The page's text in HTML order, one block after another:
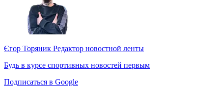
Єгор Торяник Редактор новостной ленты
Будь в курсе спортивных новостей первым
Подписаться в Google